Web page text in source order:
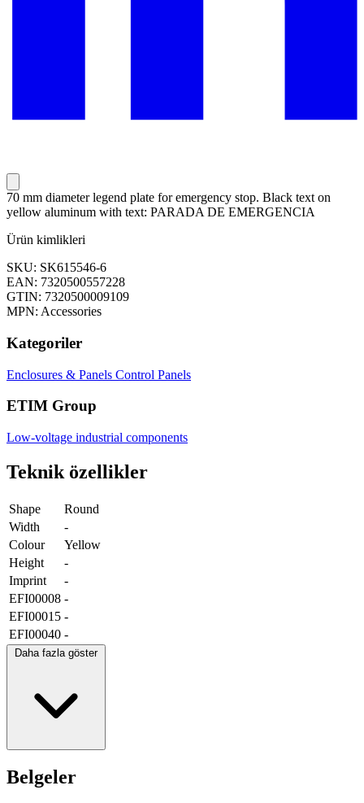
70 mm diameter legend plate for emergency stop. Black text on
yellow aluminum with text: PARADA DE EMERGENCIA
Ürün kimlikleri
SKU: SK615546-6
EAN: 7320500557228
GTIN: 7320500009109
MPN: Accessories
Kategoriler
Enclosures & Panels Control Panels
ETIM Group
Low-voltage industrial components
Teknik özellikler
Shape
Round
Width
-
Colour
Yellow
Height
-
Imprint
-
EFI00008 -
EFI00015 -
EFI00040 -
Daha fazla göster
Belgeler